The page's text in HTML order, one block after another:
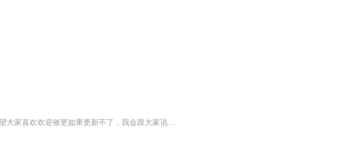
hi这里是小漁这里一般会更新一些，我日常想和大家分享的视频希望大家喜欢欢迎催更如果更新不了，我会跟大家说的搬运！！！